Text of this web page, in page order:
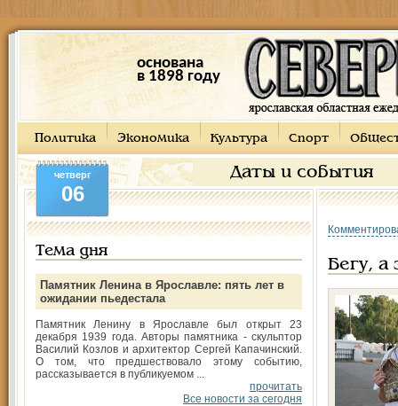
основана
в 1898 году
Политика Экономика Культура Спорт
Даты и события
четверг
06
Тема дня
Памятник Ленина в Ярославле: пять лет в
ожидании пьедестала
Памятник Ленину в Ярославле был открыт 23
декабря 1939 года. Авторы памятника - скульптор
Василий Козлов и архитектор Сергей Капачинский.
О том, что предшествовало этому событию,
рассказывается в публикуемом ...
прочитать
Все новости за сегодня
Бегу, а